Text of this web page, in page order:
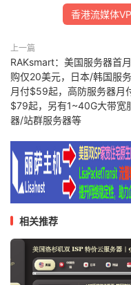
香港流媒体
上一篇
RAKsmart：美国服务器首
购仅20美元，日本/韩国服
月付$59起，高防服务器月
$79起，另有1~40G大带宽
器/站群服务器等
相关推荐